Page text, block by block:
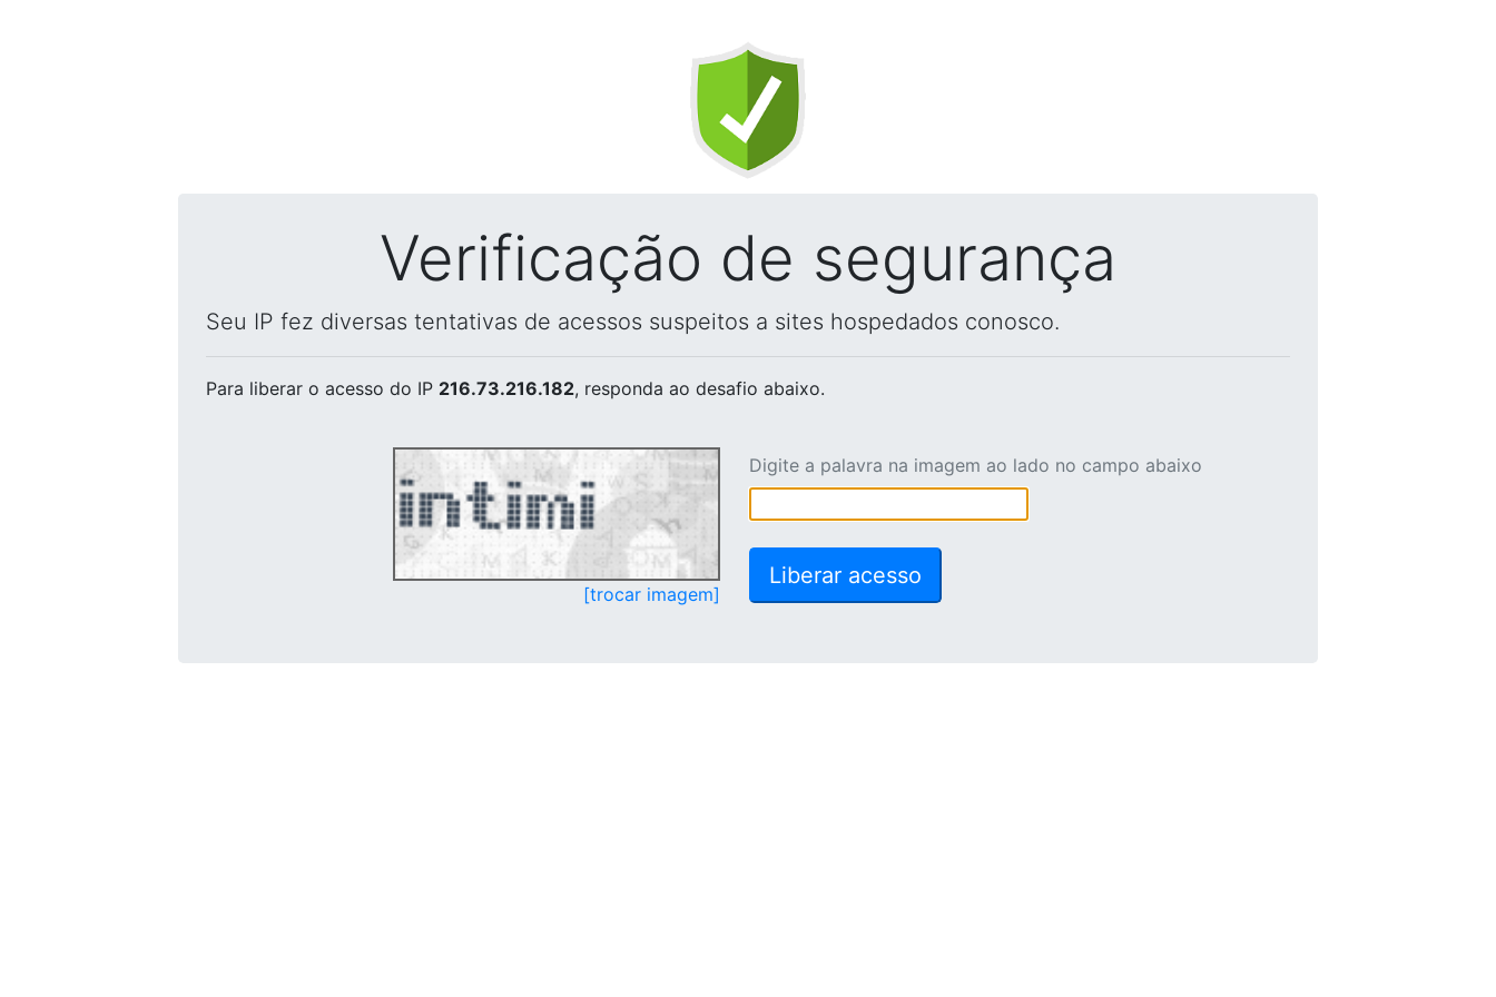
Verificação de segurança
Seu IP fez diversas tentativas de acessos suspeitos a sites hospedados conosco.
Para liberar o acesso do IP 216.73.216.182, responda ao desafio abaixo.
[trocar imagem]
Digite a palavra na imagem ao lado no campo abaixo